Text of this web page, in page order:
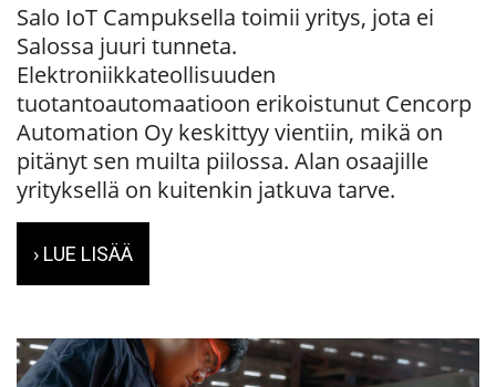
Salo IoT Campuksella toimii yritys, jota ei
Salossa juuri tunneta.
Elektroniikkateollisuuden
tuotantoautomaatioon erikoistunut Cencorp
Automation Oy keskittyy vientiin, mikä on
pitänyt sen muilta piilossa. Alan osaajille
yrityksellä on kuitenkin jatkuva tarve.
› LUE LISÄÄ